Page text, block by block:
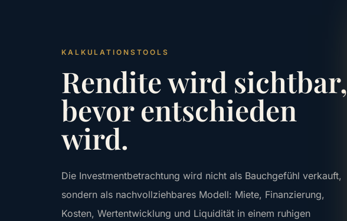
KALKULATIONSTOOLS
Rendite wird sichtbar,
bevor entschieden
wird.
Die Investmentbetrachtung wird nicht als Bauchgefühl verkauft,
sondern als nachvollziehbares Modell: Miete, Finanzierung,
Kosten, Wertentwicklung und Liquidität in einem ruhigen